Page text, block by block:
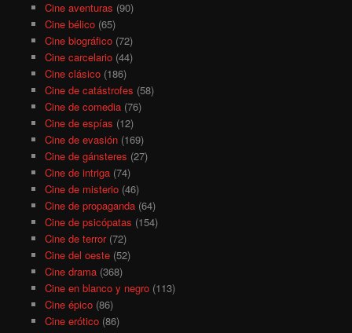
Cine aventuras (90)
Cine bélico(65)
Cine biográfico(72)
Cine carcelario(44)
Cine clásico(186)
Cine de catástrofes (58)
Cine de comedia(76)
Cine de espías (12)
Cine de evasión(169)
Cine de gánsteres (27)
Cine de intriga(74)
Cine de misterio(46)
Cine de propaganda(64)
Cine de psicópatas (154)
Cine de terror(72)
Cine del oeste(52)
Cine drama(368)
Cine en blanco y negro(113)
Cine épico(86)
Cine erótico(86)